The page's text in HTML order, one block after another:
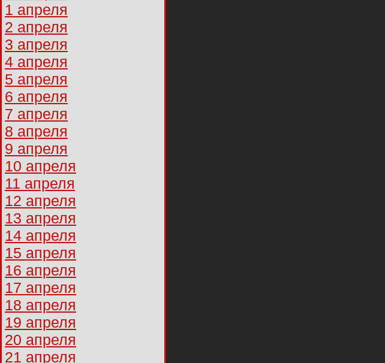
1 апреля
2 апреля
3 апреля
4 апреля
5 апреля
6 апреля
7 апреля
8 апреля
9 апреля
10 апреля
11 апреля
12 апреля
13 апреля
14 апреля
15 апреля
16 апреля
17 апреля
18 апреля
19 апреля
20 апреля
21 апреля